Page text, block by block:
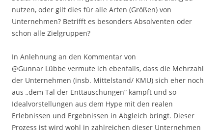
nutzen, oder gilt dies für alle Arten (Größen) von
Unternehmen? Betrifft es besonders Absolventen oder
schon alle Zielgruppen?
In Anlehnung an den Kommentar von
@Gunnar Lübbe vermute ich ebenfalls, dass die Mehrzahl
der Unternehmen (insb. Mittelstand/ KMU) sich eher noch
aus „dem Tal der Enttäuschungen“ kämpft und so
Idealvorstellungen aus dem Hype mit den realen
Erlebnissen und Ergebnissen in Abgleich bringt. Dieser
Prozess ist wird wohl in zahlreichen dieser Unternehmen